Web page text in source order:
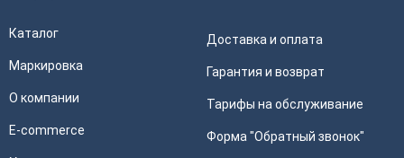
Каталог
Маркировка
О компании
E-commerce
Доставка и оплата
Гарантия и возврат
Тарифы на обслуживание
Форма "Обратный звонок"